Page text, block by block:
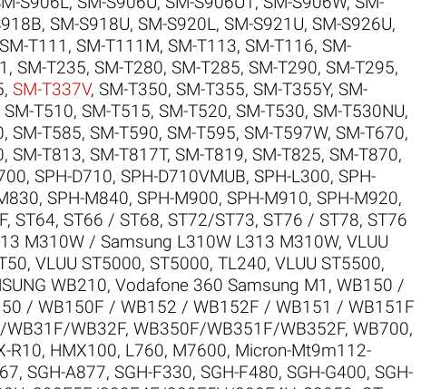
, SM-S918U, SM-S920L, SM-S921U, SM-S926U,
SM-T111 , SM-T111M, SM-T113, SM-T116, SM-
, SM-T235, SM-T280, SM-T285, SM-T290, SM-T295,
, SM-T337V, SM-T350, SM-T355, SM-T355Y, SM-
SM-T510, SM-T515, SM-T520, SM-T530, SM-T530NU,
, SM-T585, SM-T590, SM-T595, SM-T597W, SM-T670,
, SM-T813, SM-T817T, SM-T819, SM-T825, SM-T870,
, SPH-D710, SPH-D710VMUB, SPH-L300, SPH-
, SPH-M840, SPH-M900, SPH-M910, SPH-M920,
, ST64, ST66 / ST68, ST72/ST73, ST76 / ST78, ST76
M310W / Samsung L310W L313 M310W, VLUU
, VLUU ST5000, ST5000, TL240, VLUU ST5500,
WB210, Vodafone 360 Samsung M1 , WB150 /
/ WB150F / WB152 / WB152F / WB151 / WB151F
WB31F/WB32F, WB350F/WB351F/WB352F, WB700,
R10, HMX100, L760, M7600, Micron-Mt9m112-
, SGH-A877, SGH-F330, SGH-F480, SGH-G400, SGH-